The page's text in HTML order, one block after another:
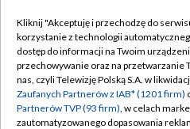
Abonament TVP
Emisja w TVP
Centrum informacji TVP
Polityka
Moje
Kliknij "Akceptuję i przechodzę do
korzystanie z technologii
dostęp do informacji na Twoim
przechowywanie oraz na przetwarzanie
nas, czyli Telewizję Polską S.A. w
Zaufanych Partnerów z IAB* (1201 firm)
Partnerów TVP (93 firm), w celach
zautomatyzowanego dopasowania